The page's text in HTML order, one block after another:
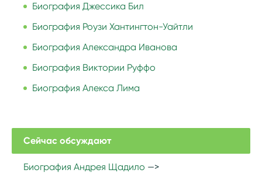
Биография Джессика Бил
Биография Роузи Хантингтон-Уайтли
Биография Александра Иванова
Биография Виктории Руффо
Биография Алекса Лима
Сейчас обсуждают
Биография Андрея Щадило